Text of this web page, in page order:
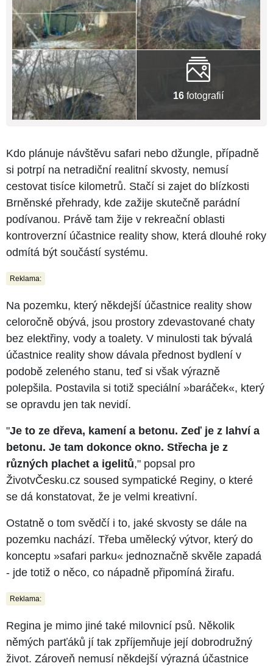
16 fotografií
Kdo plánuje návštěvu safari nebo džungle, případně
si potrpí na netradiční realitní skvosty, nemusí
cestovat tisíce kilometrů. Stačí si zajet do blízkosti
Brněnské přehrady, kde zažije skutečně parádní
podívanou. Právě tam žije v rekreační oblasti
kontroverzní účastnice reality show, která dlouhé roky
odmítá být součástí systému.
Reklama:
Na pozemku, který někdejší účastnice reality show
celoročně obývá, jsou prostory zdevastované chaty
bez elektřiny, vody a toalety. V minulosti tak bývalá
účastnice reality show dávala přednost bydlení v
podobě zeleného stanu, teď si však výrazně
polepšila. Postavila si totiž speciální »baráček«, který
se opravdu jen tak nevidí.
"Je to ze dřeva, kamení a betonu. Zeď je z lahví a
betonu. Je tam dokonce okno. Střecha je z
různých plachet a igelitů," popsal pro
ŽivotvČesku.cz soused sympatické Reginy, o které
se dá konstatovat, že je velmi kreativní.
Ostatně o tom svědčí i to, jaké skvosty se dále na
pozemku nachází. Třeba umělecký výtvor, který do
konceptu »safari parku« jednoznačně skvěle zapadá
- jde totiž o něco, co nápadně připomíná žirafu.
Reklama:
Regina je mimo jiné také milovnicí psů. Několik
němých parťáků jí tak zpříjemňuje její dobrodružný
život. Zároveň nemusí někdejší výrazná účastnice